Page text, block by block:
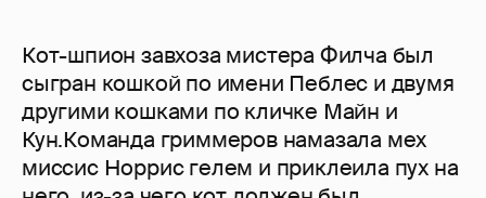
Кот-шпион завхоза мистера Филча был
сыгран кошкой по имени Пеблес и двумя
другими кошками по кличке Майн и
Кун.Команда гриммеров намазала мех
миссис Норрис гелем и приклеила пух на